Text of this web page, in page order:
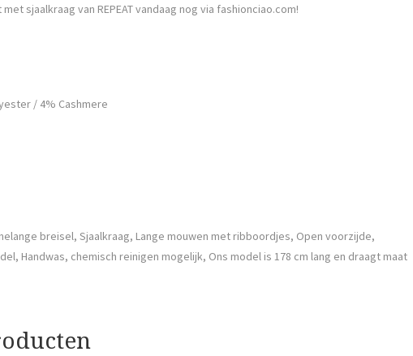
sjaalkraag van REPEAT vandaag nog via fashionciao.com!
/ 4% Cashmere
breisel, Sjaalkraag, Lange mouwen met ribboordjes, Open voorzijde,
Handwas, chemisch reinigen mogelijk, Ons model is 178 cm lang en draagt maat